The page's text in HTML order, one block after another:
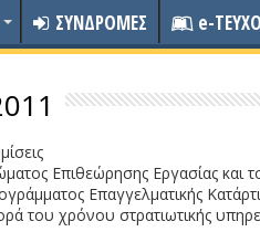
ΣΥΝΔΡΟΜΕΣ e-
Επιθεώρησης Εργασίας και
Επαγγελματικής
του χρόνου στρατιωτικής